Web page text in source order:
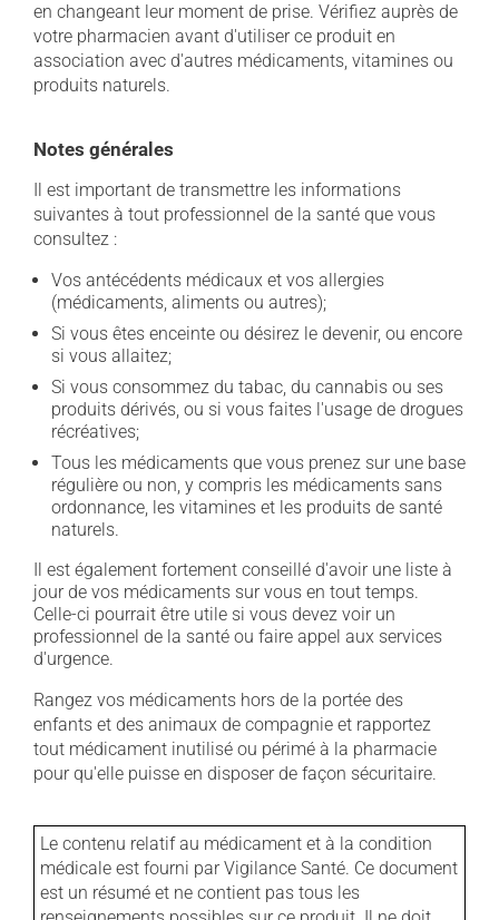
en changeant leur moment de prise. Vérifiez auprès de
votre pharmacien avant d'utiliser ce produit en
association avec d'autres médicaments, vitamines ou
produits naturels.
Notes générales
Il est important de transmettre les informations
suivantes à tout professionnel de la santé que vous
consultez :
Vos antécédents médicaux et vos allergies
(médicaments, aliments ou autres);
Si vous êtes enceinte ou désirez le devenir, ou encore
si vous allaitez;
Si vous consommez du tabac, du cannabis ou ses
produits dérivés, ou si vous faites l'usage de drogues
récréatives;
Tous les médicaments que vous prenez sur une base
régulière ou non, y compris les médicaments sans
ordonnance, les vitamines et les produits de santé
naturels.
Il est également fortement conseillé d'avoir une liste à
jour de vos médicaments sur vous en tout temps.
Celle-ci pourrait être utile si vous devez voir un
professionnel de la santé ou faire appel aux services
d'urgence.
Rangez vos médicaments hors de la portée des
enfants et des animaux de compagnie et rapportez
tout médicament inutilisé ou périmé à la pharmacie
pour qu'elle puisse en disposer de façon sécuritaire.
Le contenu relatif au médicament et à la condition
médicale est fourni par Vigilance Santé. Ce document
est un résumé et ne contient pas tous les